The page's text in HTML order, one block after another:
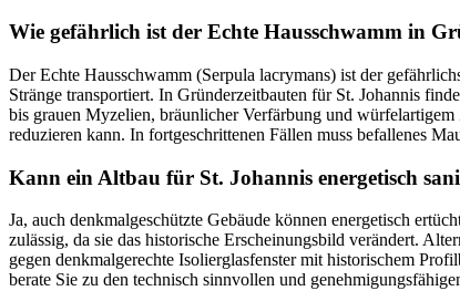
Wie gefährlich ist der Echte Hausschwamm in
Der Echte Hausschwamm (Serpula lacrymans) ist der
Stränge transportiert. In Gründerzeitbauten für St. Johannis
bis grauen Myzelien, bräunlicher Verfärbung und
reduzieren kann. In fortgeschrittenen Fällen muss befallenes
Kann ein Altbau für St. Johannis energetisch
Ja, auch denkmalgeschützte Gebäude können energetisch
zulässig, da sie das historische Erscheinungsbild verändert.
gegen denkmalgerechte Isolierglasfenster mit historischem
berate Sie zu den technisch sinnvollen und